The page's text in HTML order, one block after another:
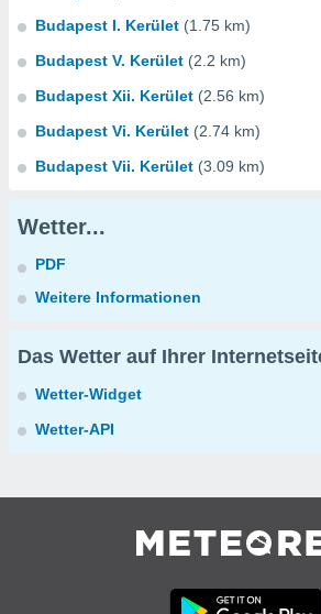
Budapest I. Kerület (1.75 km)
Budapest V. Kerület (2.2 km)
Budapest Xii. Kerület (2.56 km)
Budapest Vi. Kerület (2.74 km)
Budapest Vii. Kerület (3.09 km)
Wetter...
PDF
Weitere Informationen
Das Wetter auf Ihrer
Wetter-Widget
Wetter-API